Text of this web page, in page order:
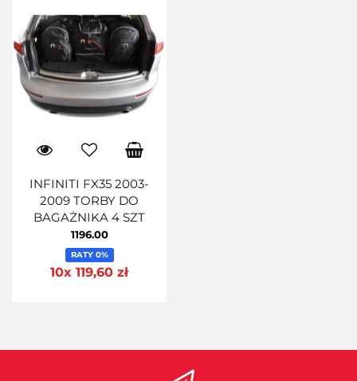
INFINITI FX35 2003-
2009 TORBY DO
BAGAŻNIKA 4 SZT
1196.00
RATY 0%
10x 119,60 zł